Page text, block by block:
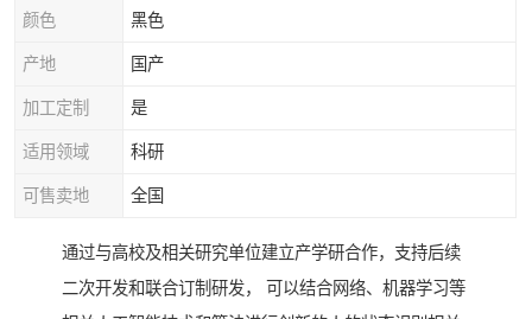
颜色 黑色
产地 国产
加工定制 是
适用领域 科研
可售卖地 全国
通过与高校及相关研究单位建立产学研合作，支持后续
二次开发和联合订制研发， 可以结合网络、机器学习等